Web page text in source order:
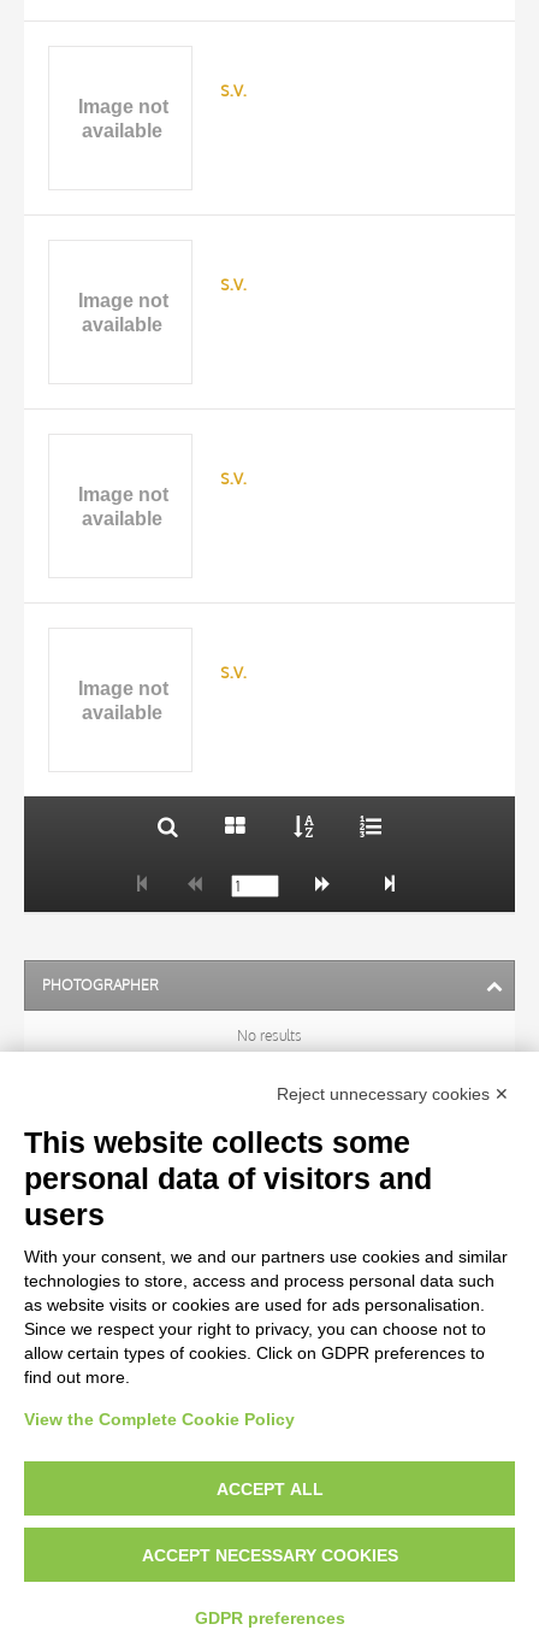
s.v.
s.v.
s.v.
s.v.
TITLE
PHOTOGRAPHER
No results
TITLE
MATERIAL AND TECHNIQUE
CENTURY
diritto d’autore, legge 22 aprile 1941 n. 633. I diritti degli autori, degli artisti e
dei fotografi che hanno realizzato le opere e le immagini, degli enti e delle
istituzioni che ne sono proprietari, sono riservati. Si vieta quindi la
riproduzione con qualsiasi mezzo effettuata, anche per uso gratuito o
personale.
Reject unnecessary cookies ✕
This website collects some
personal data of visitors and
users
With your consent, we and our partners use cookies and similar
technologies to store, access and process personal data such
as website visits or cookies are used for ads personalisation.
Since we respect your right to privacy, you can choose not to
allow certain types of cookies. Click on GDPR preferences to
find out more.
View the Complete Cookie Policy
ACCEPT ALL
ACCEPT NECESSARY COOKIES
GDPR preferences